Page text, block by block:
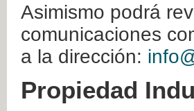
Asimismo podrá
comunicaciones
a la dirección:
Propiedad